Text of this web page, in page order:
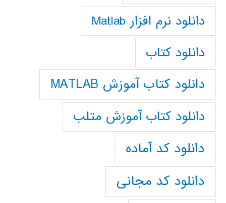
دانلود نرم افزار Matlab
دانلود کتاب
دانلود کتاب آموزش MATLAB
دانلود کتاب آموزش متلب
دانلود کد آماده
دانلود کد مجانی